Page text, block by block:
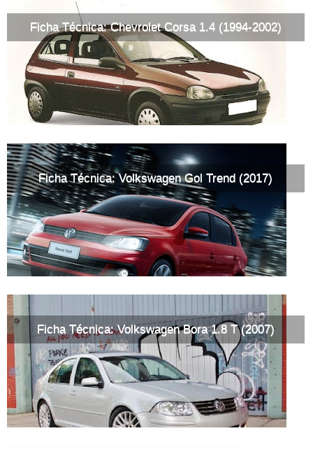
Ficha Técnica: Chevrolet Corsa 1.4 (1994-2002)
Ficha Técnica: Volkswagen Gol Trend (2017)
Ficha Técnica: Volkswagen Bora 1.8 T (2007)